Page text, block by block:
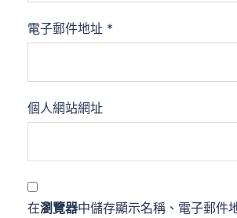
電子郵件地址 *
個人網站網址
在瀏覽器中儲存顯示名稱、電子郵件